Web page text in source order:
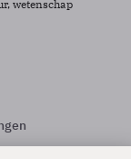
wetenschap